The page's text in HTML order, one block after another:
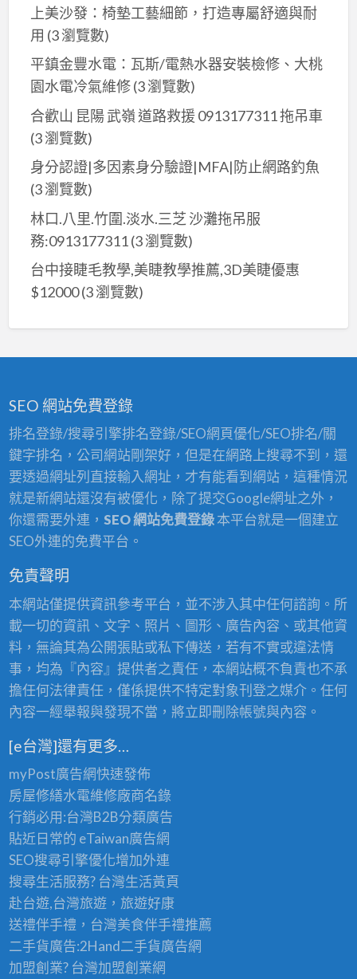
上美沙發：椅墊工藝細節，打造專屬舒適與耐
用 (3 瀏覽數)
平鎮金豐水電：瓦斯/電熱水器安裝檢修、大桃
園水電冷氣維修(3 瀏覽數)
合歡山 昆陽 武嶺 道路救援 0913177311 拖吊車
(3 瀏覽數)
身分認證|多因素身分驗證|MFA|防止網路釣魚
(3 瀏覽數)
林口.八里.竹圍.淡水.三芝 沙灘拖吊服
務:0913177311(3 瀏覽數)
台中接睫毛教學,美睫教學推薦,3D美睫優惠
$12000(3 瀏覽數)
SEO 網站免費登錄
排名登錄/搜尋引擎排名登錄/SEO網頁優化/SEO排名/關
鍵字排名，公司網站剛架好，但是在網路上搜尋不到，還
要透過網址列直接輸入網址，才有能看到網站，這種情況
就是新網站還沒有被優化，除了提交Google網址之外，
你還需要外連， SEO 網站免費登錄本平台就是一個建立
SEO外連的免費平台。
免責聲明
本網站僅提供資訊參考平台，並不涉入其中任何諮詢。所
載一切的資訊、文字、照片、圖形、廣告內容、或其他資
料，無論其為公開張貼或私下傳送，若有不實或違法情
事，均為『內容』提供者之責任，本網站概不負責也不承
擔任何法律責任，僅係提供不特定對象刊登之媒介。任何
內容一經舉報與發現不當，將立即刪除帳號與內容。
[e台灣]還有更多…
myPost廣告網快速發佈
房屋修繕水電維修廠商名錄
行銷必用:台灣B2B分類廣告
貼近日常的 eTaiwan廣告網
SEO搜尋引擎優化增加外連
搜尋生活服務? 台灣生活黃頁
赴台遊,台灣旅遊，旅遊好康
送禮伴手禮，台灣美食伴手禮推薦
二手貨廣告:2Hand二手貨廣告網
加盟創業? 台灣加盟創業網